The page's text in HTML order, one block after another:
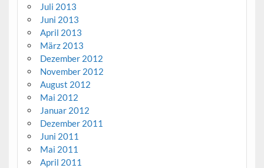
Juli 2013
Juni 2013
April 2013
März 2013
Dezember 2012
November 2012
August 2012
Mai 2012
Januar 2012
Dezember 2011
Juni 2011
Mai 2011
April 2011